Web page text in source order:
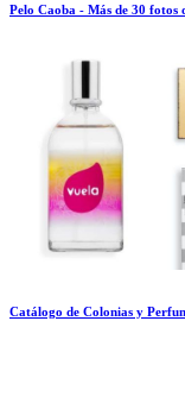
Pelo Caoba - Más de 30 fotos
Catálogo de Colonias y